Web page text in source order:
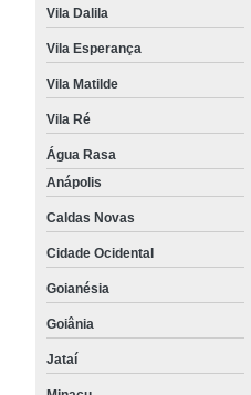
Vila Dalila
Vila Esperança
Vila Matilde
Vila Ré
Água Rasa
Anápolis
Caldas Novas
Cidade Ocidental
Goianésia
Goiânia
Jataí